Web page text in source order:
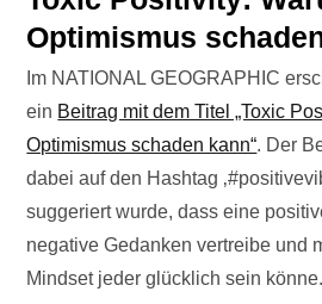
Optimismus
Im NATIONAL GEOGRAPHIC
ein Beitrag mit dem Titel „Toxic
Optimismus schaden kann“. Der
dabei auf den Hashtag
suggeriert wurde, dass eine
negative Gedanken vertreibe und
Mindset jeder glücklich sein könne.